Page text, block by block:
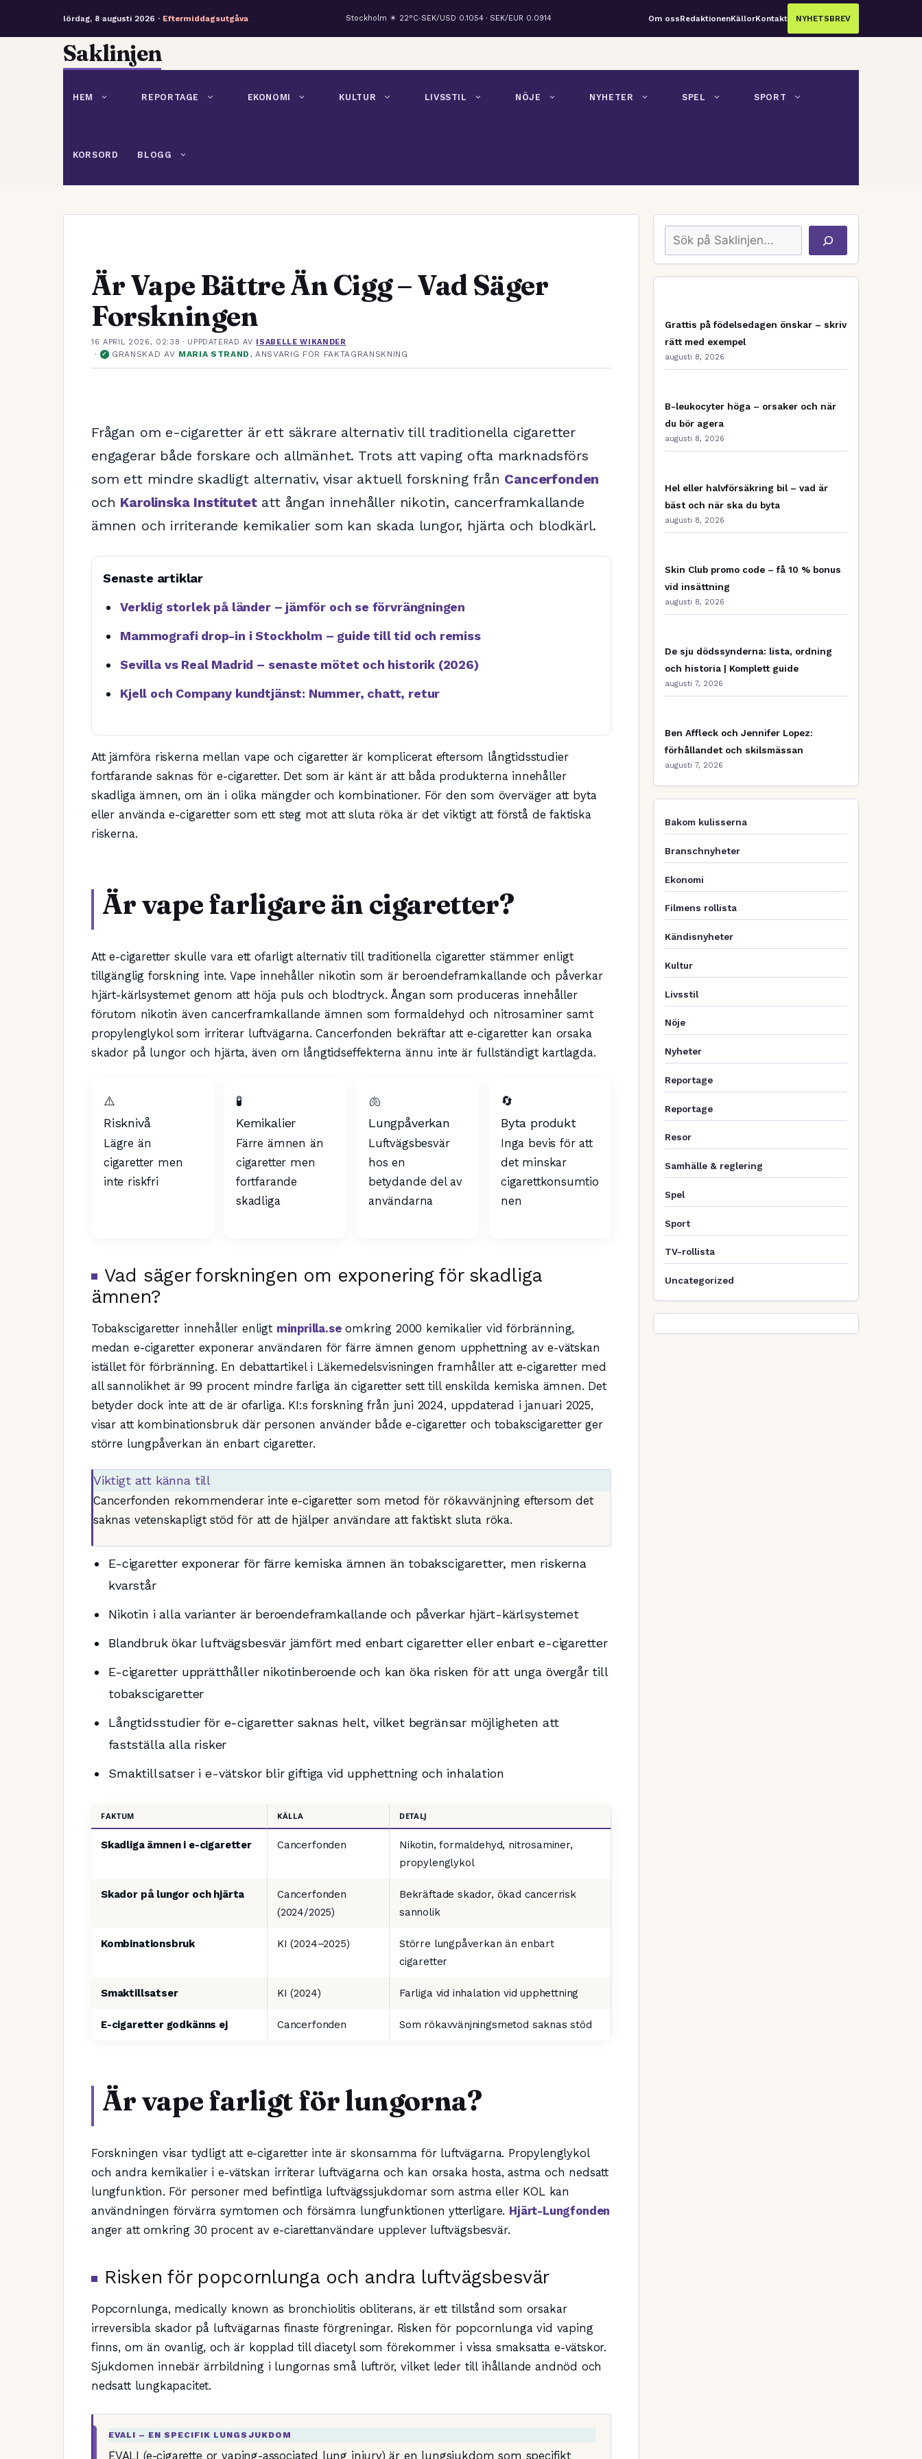
lördag, 8 augusti 2026 · Eftermiddagsutgåva Stockholm ☀ 22°C SEK/USD 0.1054 · SEK/EUR 0.0914 Om ossRedaktionenKällorKontakt NYHETSBREV
Saklinjen
HEM REPORTAGE EKONOMI KULTUR LIVSSTIL NÖJE NYHETER SPEL SPORT
KORSORD BLOGG
Är Vape Bättre Än Cigg – Vad Säger
Forskningen
16 APRIL 2026, 02:38 · UPPDATERADAV ISABELLE WIKANDER
· ✓ GRANSKAD AV MARIA STRAND , ANSVARIG FÖR FAKTAGRANSKNING
Frågan om e-cigaretter är ett säkrare alternativ till traditionella cigaretter
engagerar både forskare och allmänhet. Trots att vaping ofta marknadsförs
som ett mindre skadligt alternativ, visar aktuell forskning från Cancerfonden
och Karolinska Institutetatt ångan innehåller nikotin, cancerframkallande
ämnen och irriterande kemikalier som kan skada lungor, hjärta och blodkärl.
Senaste artiklar
Verklig storlek på länder – jämför och se förvrängningen
Mammografi drop-in i Stockholm – guide till tid och remiss
Sevilla vs Real Madrid – senaste mötet och historik (2026)
Kjell och Company kundtjänst: Nummer, chatt, retur
Att jämföra riskerna mellan vape och cigaretter är komplicerat eftersom långtidsstudier
fortfarande saknas för e-cigaretter. Det som är känt är att båda produkterna innehåller
skadliga ämnen, om än i olika mängder och kombinationer. För den som överväger att byta
eller använda e-cigaretter som ett steg mot att sluta röka är det viktigt att förstå de faktiska
riskerna.
Är vape farligare än cigaretter?
Att e-cigaretter skulle vara ett ofarligt alternativ till traditionella cigaretter stämmer enligt
tillgänglig forskning inte. Vape innehåller nikotin som är beroendeframkallande och påverkar
hjärt-kärlsystemet genom att höja puls och blodtryck. Ångan som produceras innehåller
förutom nikotin även cancerframkallande ämnen som formaldehyd och nitrosaminer samt
propylenglykol som irriterar luftvägarna. Cancerfonden bekräftar att e-cigaretter kan orsaka
skador på lungor och hjärta, även om långtidseffekterna ännu inte är fullständigt kartlagda.
⚠️
Risknivå
Lägre än
cigaretter men
inte riskfri
🧪
Kemikalier
Färre ämnen än
cigaretter men
fortfarande
skadliga
🫁
Lungpåverkan
Luftvägsbesvär
hos en
betydande del av
användarna
🔄
Byta produkt
Inga bevis för att
det minskar
cigarettkonsumtio
nen
Vad säger forskningen om exponering för skadliga
ämnen?
Tobakscigaretter innehåller enligt minprilla.seomkring 2000 kemikalier vid förbränning,
medan e-cigaretter exponerar användaren för färre ämnen genom upphettning av e-vätskan
istället för förbränning. En debattartikel i Läkemedelsvisningen framhåller att e-cigaretter med
all sannolikhet är 99 procent mindre farliga än cigaretter sett till enskilda kemiska ämnen. Det
betyder dock inte att de är ofarliga. KI:s forskning från juni 2024, uppdaterad i januari 2025,
visar att kombinationsbruk där personen använder både e-cigaretter och tobakscigaretter ger
större lungpåverkan än enbart cigaretter.
Viktigt att känna till
Cancerfonden rekommenderar inte e-cigaretter som metod för rökavvänjning eftersom det
saknas vetenskapligt stöd för att de hjälper användare att faktiskt sluta röka.
E-cigaretter exponerar för färre kemiska ämnen än tobakscigaretter, men riskerna
kvarstår
Nikotin i alla varianter är beroendeframkallande och påverkar hjärt-kärlsystemet
Blandbruk ökar luftvägsbesvär jämfört med enbart cigaretter eller enbart e-cigaretter
E-cigaretter upprätthåller nikotinberoende och kan öka risken för att unga övergår till
tobakscigaretter
Långtidsstudier för e-cigaretter saknas helt, vilket begränsar möjligheten att
fastställa alla risker
Smaktillsatser i e-vätskor blir giftiga vid upphettning och inhalation
FAKTUM KÄLLA DETALJ
Skadliga ämnen i e-cigaretter Cancerfonden
Nikotin, formaldehyd, nitrosaminer,
propylenglykol
Skador på lungor och hjärta
Cancerfonden
(2024/2025)
Bekräftade skador, ökad cancerrisk
sannolik
Kombinationsbruk KI (2024–2025)
Större lungpåverkan än enbart
cigaretter
Smaktillsatser KI (2024) Farliga vid inhalation vid upphettning
E-cigaretter godkänns ej Cancerfonden Som rökavvänjningsmetod saknas stöd
Är vape farligt för lungorna?
Forskningen visar tydligt att e-cigaretter inte är skonsamma för luftvägarna. Propylenglykol
och andra kemikalier i e-vätskan irriterar luftvägarna och kan orsaka hosta, astma och nedsatt
lungfunktion. För personer med befintliga luftvägssjukdomar som astma eller KOL kan
användningen förvärra symtomen och försämra lungfunktionen ytterligare. Hjärt-Lungfonden
anger att omkring 30 procent av e-ciarettanvändare upplever luftvägsbesvär.
Risken för popcornlunga och andra luftvägsbesvär
Popcornlunga, medically known as bronchiolitis obliterans, är ett tillstånd som orsakar
irreversibla skador på luftvägarnas finaste förgreningar. Risken för popcornlunga vid vaping
finns, om än ovanlig, och är kopplad till diacetyl som förekommer i vissa smaksatta e-vätskor.
Sjukdomen innebär ärrbildning i lungornas små luftrör, vilket leder till ihållande andnöd och
nedsatt lungkapacitet.
EVALI – EN SPECIFIK LUNGSJUKDOM
EVALI (e-cigarette or vaping-associated lung injury) är en lungsjukdom som specifikt
Sök
Grattis på födelsedagen önskar – skriv
rätt med exempel
augusti 8, 2026
B-leukocyter höga – orsaker och när
du bör agera
augusti 8, 2026
Hel eller halvförsäkring bil – vad är
bäst och när ska du byta
augusti 8, 2026
Skin Club promo code – få 10 % bonus
vid insättning
augusti 8, 2026
De sju dödssynderna: lista, ordning
och historia | Komplett guide
augusti 7, 2026
Ben Affleck och Jennifer Lopez:
förhållandet och skilsmässan
augusti 7, 2026
Bakom kulisserna
Branschnyheter
Ekonomi
Filmens rollista
Kändisnyheter
Kultur
Livsstil
Nöje
Nyheter
Reportage
Reportage
Resor
Samhälle & reglering
Spel
Sport
TV-rollista
Uncategorized